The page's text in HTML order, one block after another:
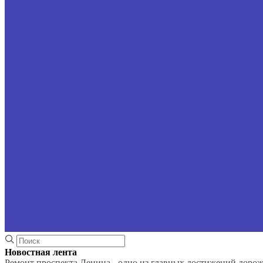
Новостная лента